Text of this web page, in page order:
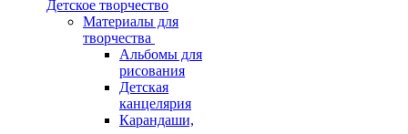
Детское творчество
Материалы для
творчества
Альбомы для
рисования
Детская
канцелярия
Карандаши,